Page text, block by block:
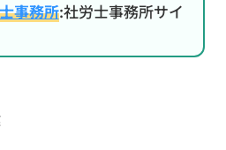
事務所:社労士事務所サイ